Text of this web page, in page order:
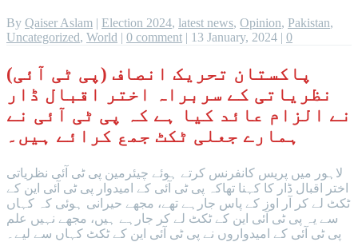
By Qaiser Aslam | Election 2024, latest news, Opinion, Pakistan,
Uncategorized, World | 0 comment | 13 January, 2024 | 0
پاکستان تحریک انصاف (پی ٹی آئی)
نظریاتی کے سربراہ اختر اقبال ڈار
نے الزام عائد کیا ہے کہ پی ٹی آئی نے
ہمارے جعلی ٹکٹ جمع کرائے ہیں۔
لاہور میں پریس کانفرنس کرتے ہوئے چیئرمین پی ٹی آئی نظریاتی
اختر اقبال ڈار کا کہنا تھاکہ پی ٹی آئی کے امیدوار پی ٹی آئی این کے
ٹکٹ لے کر آر اوز کے پاس جارہے تھے، مجھے حیرانی ہوئی کہ کہاں
سے یہ پی ٹی آئی این کے ٹکٹ لے کر جارہے ہیں، مجھے نہیں علم
پی ٹی آئی کے امیدواروں نے پی ٹی آئی این کے ٹکٹ کہاں سے لیے۔